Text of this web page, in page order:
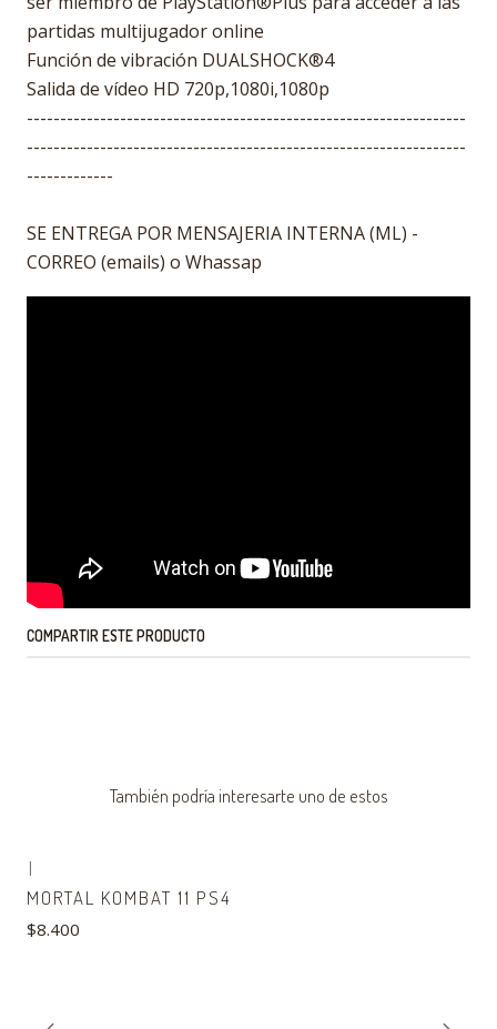
partidas multijugador online
Función de vibración DUALSHOCK®4
Salida de vídeo HD 720p,1080i,1080p
------------------------------------------------------------------
------------------------------------------------------------------
-------------
SE ENTREGA POR MENSAJERIA INTERNA (ML) -
CORREO (emails) o Whassap
COMPARTIR ESTE PRODUCTO
También podría interesarte uno de estos
|
MORTAL KOMBAT 11 PS4
$8.400